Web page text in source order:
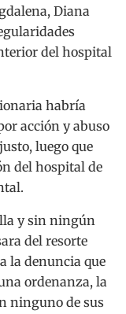
Diana
del hospital
habría
acción y abuso
luego que
del hospital de
y sin ningún
del resorte
la denuncia que
ordenanza, la
ninguno de sus